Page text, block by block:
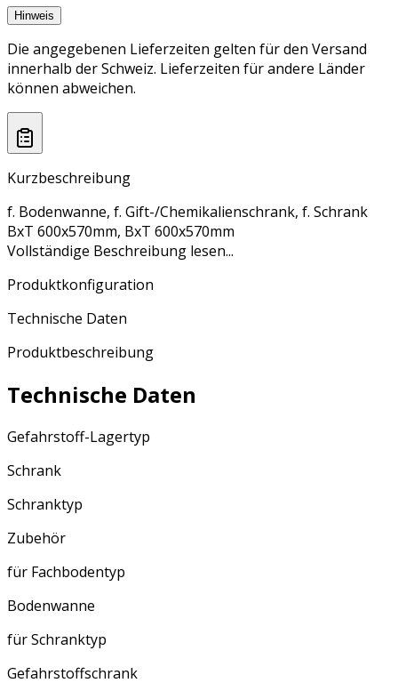
Hinweis
Die angegebenen Lieferzeiten gelten für den Versand
innerhalb der Schweiz. Lieferzeiten für andere Länder
können abweichen.
Kurzbeschreibung
f. Bodenwanne, f. Gift-/Chemikalienschrank, f. Schrank
BxT 600x570mm, BxT 600x570mm
Vollständige Beschreibung lesen...
Produktkonfiguration
Technische Daten
Produktbeschreibung
Technische Daten
Gefahrstoff-Lagertyp
Schrank
Schranktyp
Zubehör
für Fachbodentyp
Bodenwanne
für Schranktyp
Gefahrstoffschrank